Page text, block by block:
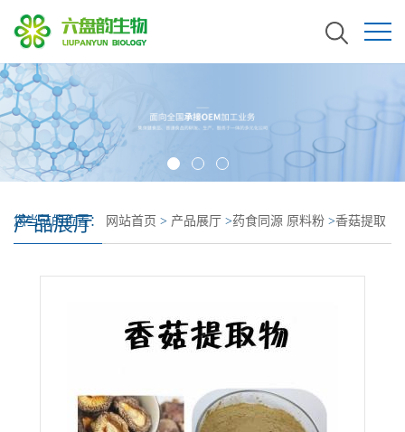
产品展厅
您当前的位置： 网站首页 > 产品展厅 >药食同源 原料粉 >香菇提取